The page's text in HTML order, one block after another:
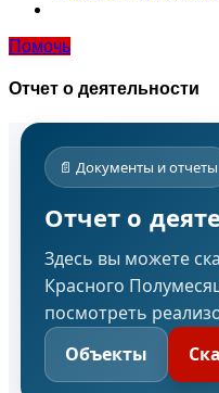
Помочь
Отчет о деятельности
📄 Документы и отчеты
Отчет о
Здесь вы можете
Красного
посмотреть
Объекты